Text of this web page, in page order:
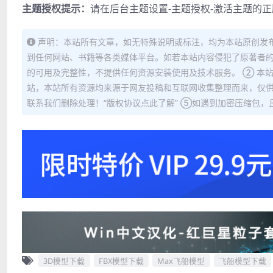
主题授权提示： 请在后台主题设置-主题授权-激活主题的
声明：本站所有文章，如无特殊说明或标注，均为本站原创
到任何网站、书籍等各类媒体平台。如若本站内容侵犯了原著
的可用及完整性，不提供任何资源安装使用及技术服务。 ② 本
站，本站所有资源均来源于网友投稿和互联网收集整理而来，
联系我们删除处理！“版权协议点此了解” ⑤如遇到加密压缩包
3D模型下载 FBX模型下载 Max飞船模型 飞船模型下载